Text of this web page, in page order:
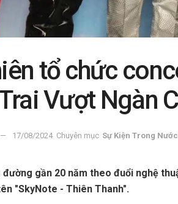
tổ chức
Vượt Ngàn
17/08/2024 Chuyên mục Sự Kiện Trong Nước
đường gần 20 năm theo đuổi nghệ
"SkyNote - Thiên Thanh".